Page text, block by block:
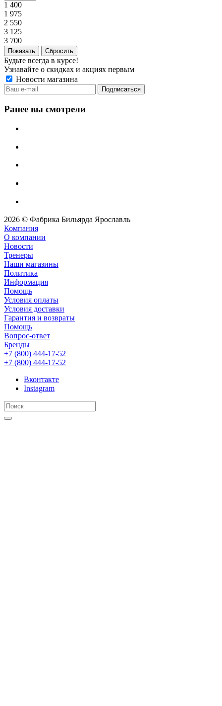
1 400
1 975
2 550
3 125
3 700
Сбросить
Будьте всегда в курсе!
Узнавайте о скидках и акциях первым
Новости магазина
Ранее вы смотрели
2026 © Фабрика Бильярда Ярославль
Компания
О компании
Новости
Тренеры
Наши магазины
Политика
Информация
Помощь
Условия оплаты
Условия доставки
Гарантия и возвраты
Помощь
Вопрос-ответ
Бренды
+7 (800) 444-17-52
+7 (800) 444-17-52
Вконтакте
Instagram